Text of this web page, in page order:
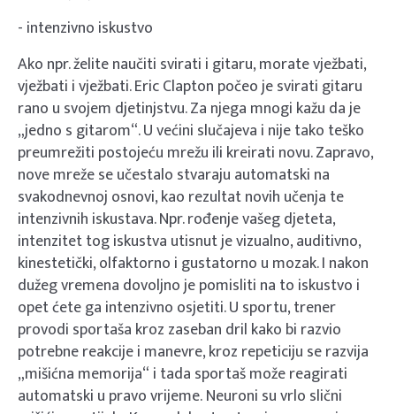
- intenzivno iskustvo
Ako npr. želite naučiti svirati i gitaru, morate vježbati,
vježbati i vježbati. Eric Clapton počeo je svirati gitaru
rano u svojem djetinjstvu. Za njega mnogi kažu da je
„jedno s gitarom“. U većini slučajeva i nije tako teško
preumrežiti postojeću mrežu ili kreirati novu. Zapravo,
nove mreže se učestalo stvaraju automatski na
svakodnevnoj osnovi, kao rezultat novih učenja te
intenzivnih iskustava. Npr. rođenje vašeg djeteta,
intenzitet tog iskustva utisnut je vizualno, auditivno,
kinestetički, olfaktorno i gustatorno u mozak. I nakon
dužeg vremena dovoljno je pomisliti na to iskustvo i
opet ćete ga intenzivno osjetiti. U sportu, trener
provodi sportaša kroz zaseban dril kako bi razvio
potrebne reakcije i manevre, kroz repeticiju se razvija
„mišićna memorija“ i tada sportaš može reagirati
automatski u pravo vrijeme. Neuroni su vrlo slični